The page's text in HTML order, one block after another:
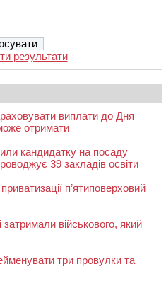
результати
виплати до Дня
отримати
кандидатку на посаду
39 закладів освіти
п’ятиповерховий
військового, який
три провулки та